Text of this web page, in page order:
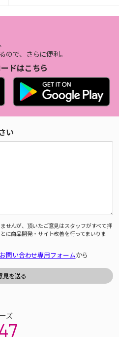
ので、さらに便利。
ドはこちら
い
せんが、頂いたご意見はスタッフがすべて拝
に商品開発・サイト改善を行ってまいりま
お問い合わせ専用フォームから
ズ